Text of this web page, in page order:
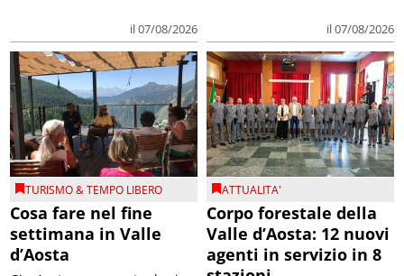
il 07/08/2026 il 07/08/2026
TURISMO & TEMPO LIBERO
Cosa fare nel fine
settimana in Valle
d’Aosta
ATTUALITA'
Corpo forestale della
Valle d’Aosta: 12 nuovi
agenti in servizio in 8